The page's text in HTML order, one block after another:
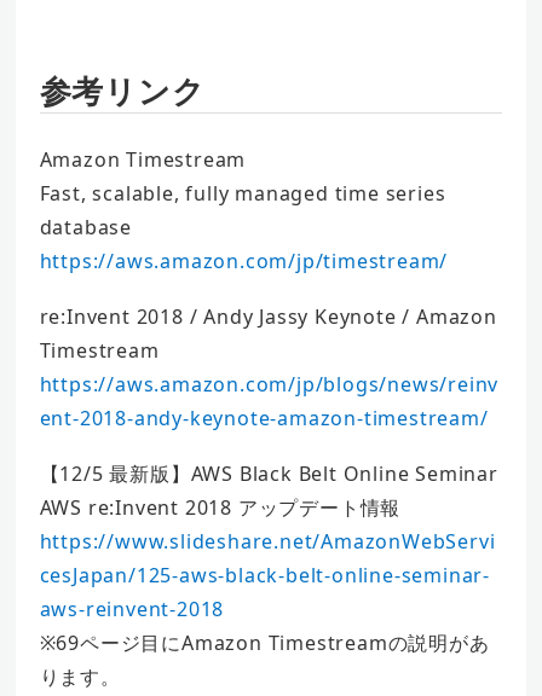
参考リンク
Amazon Timestream
Fast, scalable, fully managed time series
database
https://aws.amazon.com/jp/timestream/
re:Invent 2018 / Andy Jassy Keynote / Amazon
Timestream
https://aws.amazon.com/jp/blogs/news/reinv
ent-2018-andy-keynote-amazon-timestream/
【12/5 最新版】AWS Black Belt Online Seminar
AWS re:Invent 2018 アップデート情報
https://www.slideshare.net/AmazonWebServi
cesJapan/125-aws-black-belt-online-seminar-
aws-reinvent-2018
※69ページ目にAmazon Timestreamの説明があ
ります。